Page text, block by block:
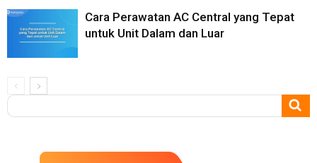
Cara Perawatan AC Central yang Tepat
untuk Unit Dalam dan Luar